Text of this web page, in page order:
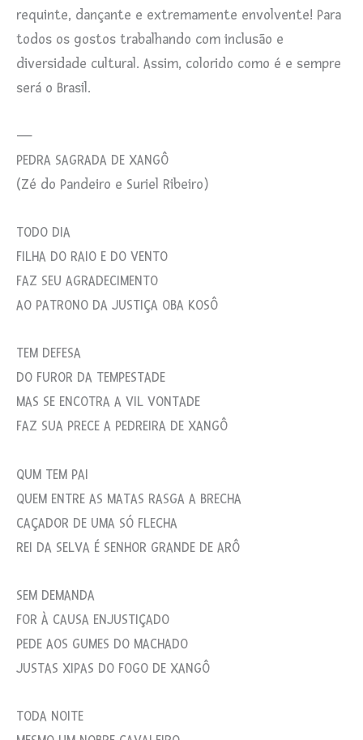
requinte, dançante e extremamente envolvente! Para
todos os gostos trabalhando com inclusão e
diversidade cultural. Assim, colorido como é e sempre
será o Brasil.
—
PEDRA SAGRADA DE XANGÔ
(Zé do Pandeiro e Suriel Ribeiro)
TODO DIA
FILHA DO RAIO E DO VENTO
FAZ SEU AGRADECIMENTO
AO PATRONO DA JUSTIÇA OBA KOSÔ
TEM DEFESA
DO FUROR DA TEMPESTADE
MAS SE ENCOTRA A VIL VONTADE
FAZ SUA PRECE A PEDREIRA DE XANGÔ
QUM TEM PAI
QUEM ENTRE AS MATAS RASGA A BRECHA
CAÇADOR DE UMA SÓ FLECHA
REI DA SELVA É SENHOR GRANDE DE ARÔ
SEM DEMANDA
FOR À CAUSA ENJUSTIÇADO
PEDE AOS GUMES DO MACHADO
JUSTAS XIPAS DO FOGO DE XANGÔ
TODA NOITE